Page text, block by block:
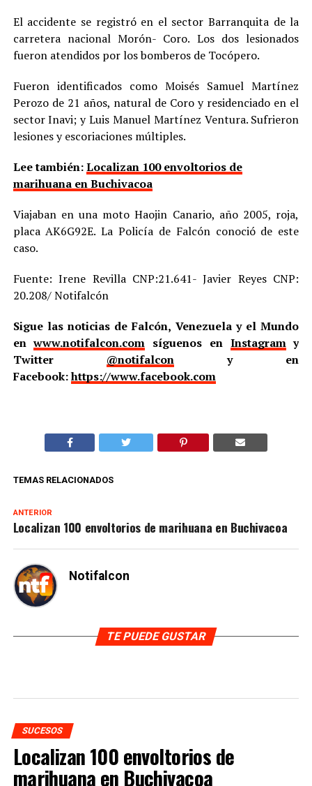
El accidente se registró en el sector Barranquita de la
carretera nacional Morón- Coro. Los dos lesionados
fueron atendidos por los bomberos de Tocópero.
Fueron identificados como Moisés Samuel Martínez
Perozo de 21 años, natural de Coro y residenciado en el
sector Inavi; y Luis Manuel Martínez Ventura. Sufrieron
lesiones y escoriaciones múltiples.
Lee también:Localizan 100 envoltorios de
marihuana en Buchivacoa
Viajaban en una moto Haojin Canario, año 2005, roja,
placa AK6G92E. La Policía de Falcón conoció de este
caso.
Fuente: Irene Revilla CNP:21.641- Javier Reyes CNP:
20.208/ Notifalcón
Sigue las noticias de Falcón, Venezuela y el Mundo
enwww.notifalcon.com síguenos en Instagramy
Twitter @notifalcony en
Facebook:https://www.facebook.com
TEMAS RELACIONADOS
ANTERIOR
Localizan 100 envoltorios de marihuana en Buchivacoa
Notifalcon
TE PUEDE GUSTAR
SUCESOS
Localizan 100 envoltorios de
marihuana en Buchivacoa